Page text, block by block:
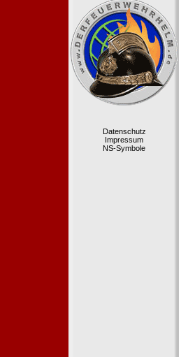
Datenschutz
Impressum
NS-Symbole